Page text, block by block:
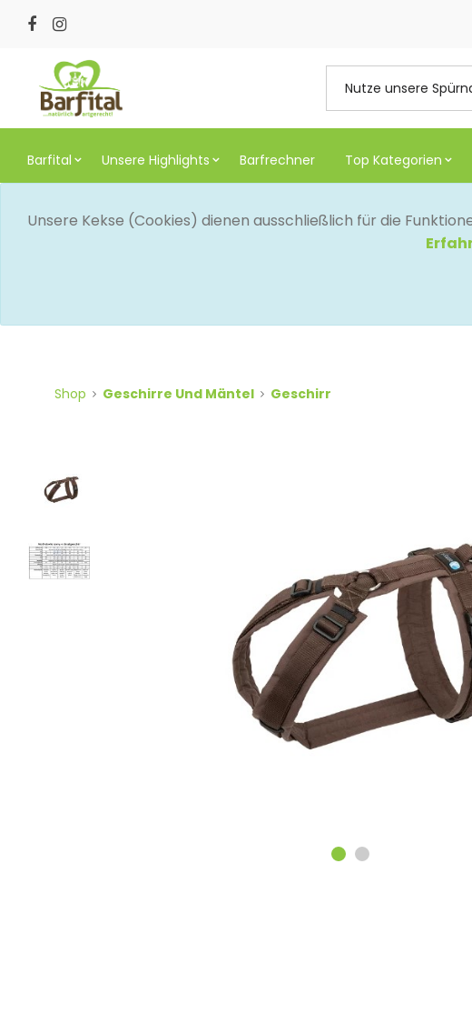
Barfital Unsere Highlights Barfrechner Top Kategorien
Unsere Kekse (Cookies) dienen ausschließlich für die
Shop Geschirre Und Mäntel Geschirr